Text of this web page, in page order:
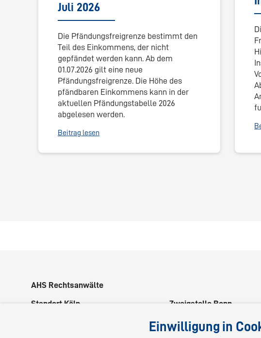
Juli 2026
Die Pfändungsfreigrenze bestimmt den
Teil des Einkommens, der nicht
gepfändet werden kann. Ab dem
01.07.2026 gilt eine neue
Pfändungsfreigrenze. Die Höhe des
pfändbaren Einkommens kann in der
aktuellen Pfändungstabelle 2026
abgelesen werden.
Beitrag lesen
AHS Rechtsanwälte
Standort Köln
Zweigstelle Bonn
53173 Bonn
Einwilligung in